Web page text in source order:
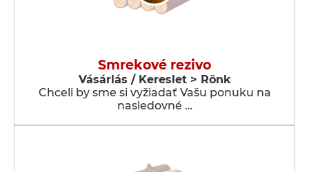
Smrekové rezivo
Vásárlás / Kereslet > Rönk
Chceli by sme si vyžiadať Vašu ponuku na
nasledovné …